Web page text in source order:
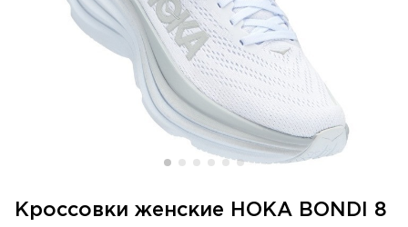
Кроссовки женские HOKA BONDI 8